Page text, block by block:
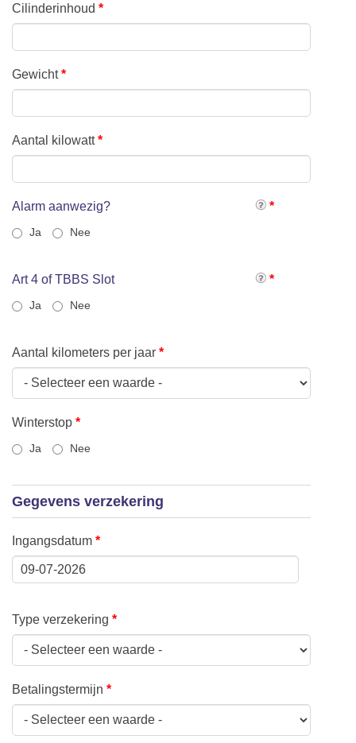
Cilinderinhoud *
Gewicht*
Aantal kilowatt*
Alarm aanwezig? *
Ja Nee
Art 4 of TBBS Slot *
Ja Nee
Aantal kilometers per jaar *
Winterstop *
Ja Nee
Gegevens verzekering
Ingangsdatum *
Datum
Type verzekering *
Betalingstermijn *